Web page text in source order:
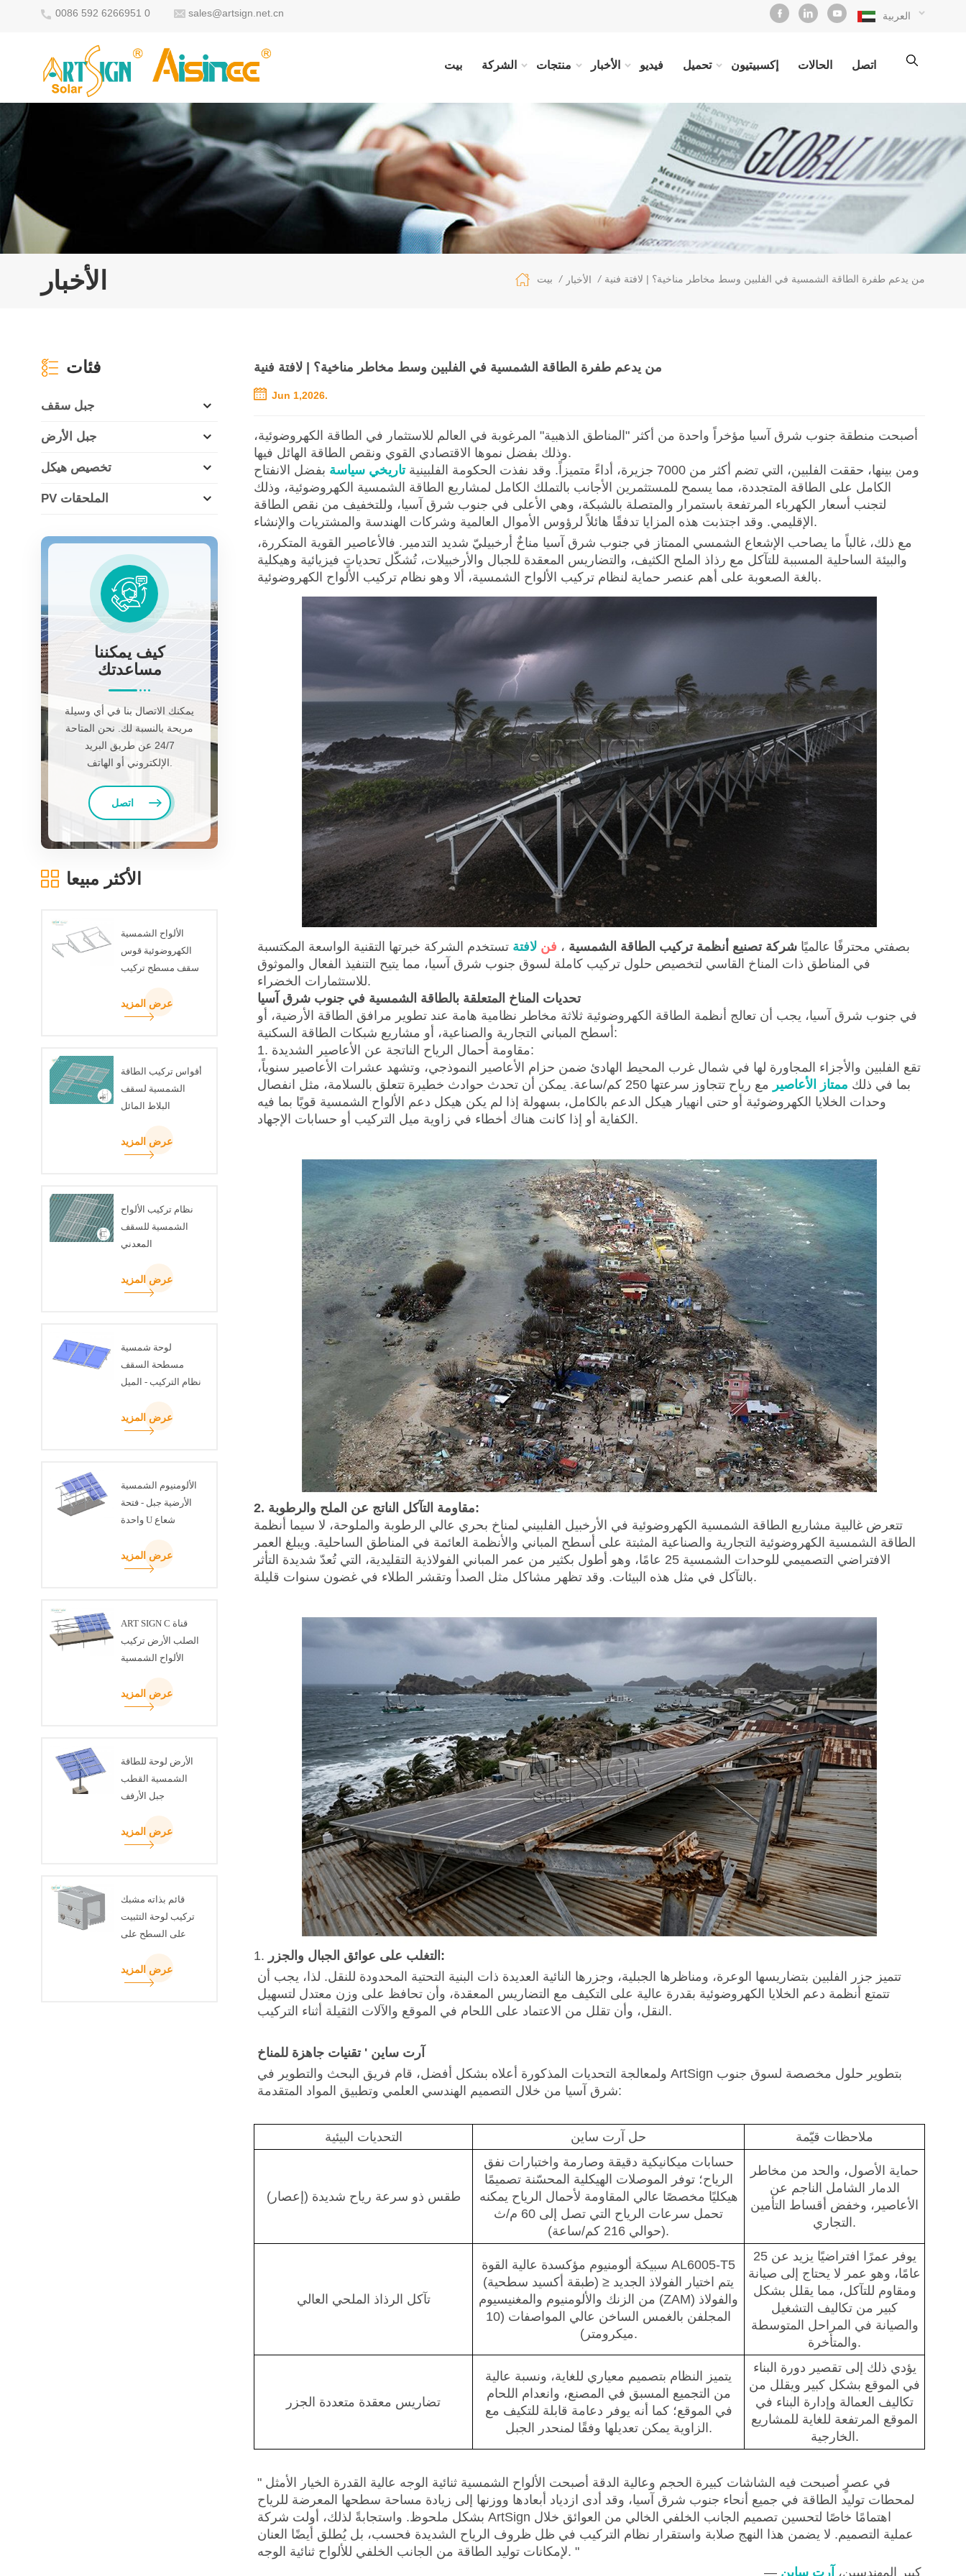
0086 592 6266951 0 sales@artsign.net.cn العربية
بيت الشركة منتجات الأخبار فيديو تحميل إكسبيتيون الحالات اتصل
الأخبار بيت / الأخبار / من يدعم طفرة الطاقة الشمسية في الفلبين وسط مخاطر مناخية؟ | لافتة فنية
من يدعم طفرة الطاقة الشمسية في الفلبين وسط مخاطر مناخية؟ | لافتة فنية
Jun 1,2026.
أصبحت منطقة جنوب شرق آسيا مؤخراً واحدة من أكثر "المناطق الذهبية" المرغوبة في العالم للاستثمار في الطاقة الكهروضوئية،
وذلك بفضل نموها الاقتصادي القوي ونقص الطاقة الهائل فيها.
ومن بينها، حققت الفلبين، التي تضم أكثر من 7000 جزيرة، أداءً متميزاً. وقد نفذت الحكومة الفلبينية
تاريخي سياسة بفضل الانفتاح
الكامل على الطاقة المتجددة، مما يسمح للمستثمرين الأجانب بالتملك الكامل لمشاريع الطاقة الشمسية الكهروضوئية، وذلك
لتجنب أسعار الكهرباء المرتفعة باستمرار والمتصلة بالشبكة، وهي الأعلى في جنوب شرق آسيا، وللتخفيف من نقص الطاقة
الإقليمي. وقد اجتذبت هذه المزايا تدفقًا هائلاً لرؤوس الأموال العالمية وشركات الهندسة والمشتريات والإنشاء.
مع ذلك، غالباً ما يصاحب الإشعاع الشمسي الممتاز في جنوب شرق آسيا مناخٌ أرخبيليّ شديد التدمير. فالأعاصير القوية المتكررة،
والبيئة الساحلية المسببة للتآكل مع رذاذ الملح الكثيف، والتضاريس المعقدة للجبال والأرخبيلات، تُشكّل تحدياتٍ فيزيائية وهيكلية
بالغة الصعوبة على أهم عنصر حماية لنظام تركيب الألواح الشمسية، ألا وهو نظام تركيب الألواح الكهروضوئية.
بصفتي محترفًا عالميًا شركة تصنيع أنظمة تركيب الطاقة الشمسية ، فن لافتة تستخدم الشركة خبرتها التقنية الواسعة المكتسبة
في المناطق ذات المناخ القاسي لتخصيص حلول تركيب كاملة لسوق جنوب شرق آسيا، مما يتيح التنفيذ الفعال والموثوق
للاستثمارات الخضراء.
تحديات المناخ المتعلقة بالطاقة الشمسية في جنوب شرق آسيا
في جنوب شرق آسيا، يجب أن تعالج أنظمة الطاقة الكهروضوئية ثلاثة مخاطر نظامية هامة عند تطوير مرافق الطاقة الأرضية، أو
أسطح المباني التجارية والصناعية، أو مشاريع شبكات الطاقة السكنية:
1. مقاومة أحمال الرياح الناتجة عن الأعاصير الشديدة:
تقع الفلبين والأجزاء المجاورة لها في شمال غرب المحيط الهادئ ضمن حزام الأعاصير النموذجي، وتشهد عشرات الأعاصير سنوياً،
بما في ذلك ممتاز الأعاصير
مع رياح تتجاوز سرعتها 250 كم/ساعة. يمكن أن تحدث حوادث خطيرة تتعلق بالسلامة، مثل انفصال
وحدات الخلايا الكهروضوئية أو حتى انهيار هيكل الدعم بالكامل، بسهولة إذا لم يكن هيكل دعم الألواح الشمسية قويًا بما فيه
الكفاية أو إذا كانت هناك أخطاء في زاوية ميل التركيب أو حسابات الإجهاد.
2. مقاومة التآكل الناتج عن الملح والرطوبة:
تتعرض غالبية مشاريع الطاقة الشمسية الكهروضوئية في الأرخبيل الفلبيني لمناخ بحري عالي الرطوبة والملوحة، لا سيما أنظمة
الطاقة الشمسية الكهروضوئية التجارية والصناعية المثبتة على أسطح المباني والأنظمة العائمة في المناطق الساحلية. ويبلغ العمر
الافتراضي التصميمي للوحدات الشمسية 25 عامًا، وهو أطول بكثير من عمر المباني الفولاذية التقليدية، التي تُعدّ شديدة التأثر
بالتآكل في مثل هذه البيئات. وقد تظهر مشاكل مثل الصدأ وتقشر الطلاء في غضون سنوات قليلة.
1.
التغلب على عوائق الجبال والجزر:
تتميز جزر الفلبين بتضاريسها الوعرة، ومناظرها الجبلية، وجزرها النائية العديدة ذات البنية التحتية المحدودة للنقل. لذا، يجب أن
تتمتع أنظمة دعم الخلايا الكهروضوئية بقدرة عالية على التكيف مع التضاريس المعقدة، وأن تحافظ على وزن معتدل لتسهيل
النقل، وأن تقلل من الاعتماد على اللحام في الموقع والآلات الثقيلة أثناء التركيب.
آرت ساين 'تقنيات جاهزة للمناخ
ولمعالجة التحديات المذكورة أعلاه بشكل أفضل، قام فريق البحث والتطوير في ArtSign بتطوير حلول مخصصة لسوق جنوب
شرق آسيا من خلال التصميم الهندسي العلمي وتطبيق المواد المتقدمة:
التحديات البيئية حل آرت ساين ملاحظات قيّمة
طقس ذو سرعة رياح شديدة (إعصار)
حسابات ميكانيكية دقيقة وصارمة واختبارات نفق
الرياح؛ توفر الموصلات الهيكلية المحسّنة تصميمًا
هيكليًا مخصصًا عالي المقاومة لأحمال الرياح يمكنه
تحمل سرعات الرياح التي تصل إلى 60 م/ث
(حوالي 216 كم/ساعة).
حماية الأصول، والحد من مخاطر
الدمار الشامل الناجم عن
الأعاصير، وخفض أقساط التأمين
التجاري.
تآكل الرذاذ الملحي العالي
سبيكة ألومنيوم مؤكسدة عالية القوة AL6005-T5
(طبقة أكسيد سطحية) ≥ يتم اختيار الفولاذ الجديد
من الزنك والألومنيوم والمغنيسيوم (ZAM) والفولاذ
المجلفن بالغمس الساخن عالي المواصفات (10
ميكرومتر).
يوفر عمرًا افتراضيًا يزيد عن 25
عامًا، وهو عمر لا يحتاج إلى صيانة
ومقاوم للتآكل، مما يقلل بشكل
كبير من تكاليف التشغيل
والصيانة في المراحل المتوسطة
والمتأخرة.
تضاريس معقدة متعددة الجزر
يتميز النظام بتصميم معياري للغاية، ونسبة عالية
من التجميع المسبق في المصنع، وانعدام اللحام
في الموقع؛ كما أنه يوفر دعامة قابلة للتكيف مع
الزاوية يمكن تعديلها وفقًا لمنحدر الجبل.
يؤدي ذلك إلى تقصير دورة البناء
في الموقع بشكل كبير ويقلل من
تكاليف العمالة وإدارة البناء في
الموقع المرتفعة للغاية للمشاريع
الخارجية.
" في عصرٍ أصبحت فيه الشاشات كبيرة الحجم وعالية الدقة أصبحت الألواح الشمسية ثنائية الوجه عالية القدرة الخيار الأمثل
لمحطات توليد الطاقة في جميع أنحاء جنوب شرق آسيا، وقد أدى ازدياد أبعادها ووزنها إلى زيادة مساحة سطحها المعرضة للرياح
بشكل ملحوظ. واستجابةً لذلك، أولت شركة ArtSign اهتمامًا خاصًا لتحسين تصميم الجانب الخلفي الخالي من العوائق خلال
عملية التصميم. لا يضمن هذا النهج صلابة واستقرار نظام التركيب في ظل ظروف الرياح الشديدة فحسب، بل يُطلق أيضًا العنان
لإمكانات توليد الطاقة من الجانب الخلفي للألواح ثنائية الوجه. "
—
كبير المهندسين، آرت ساين
فئات
جبل سقف
جبل الأرض
تخصيص هيكل
PV الملحقات
كيف يمكننا
مساعدتك
يمكنك الاتصال بنا في أي وسيلة
مريحة بالنسبة لك. نحن المتاحة
24/7 عن طريق البريد
اتصل
الأكثر مبيعا
الألواح الشمسية
الكهروضوئية قوس
سقف مسطح تركيب
U
عرض المزيد
أقواس تركيب الطاقة
الشمسية لسقف
البلاط المائل
عرض المزيد
نظام تركيب الألواح
الشمسية للسقف
المعدني
عرض المزيد
لوحة شمسية
مسطحة السقف
نظام التركيب - الميل
عرض المزيد
الألومنيوم الشمسية
الأرضية جبل - فتحة
واحدة U شعاع
عرض المزيد
ART SIGN C قناة
الصلب الأرض تركيب
الألواح الشمسية
عرض المزيد
الأرض لوحة للطاقة
الشمسية القطب
جبل الأرفف
عرض المزيد
قائم بذاته مشبك
تركيب لوحة التثبيت
على السطح على
عرض المزيد